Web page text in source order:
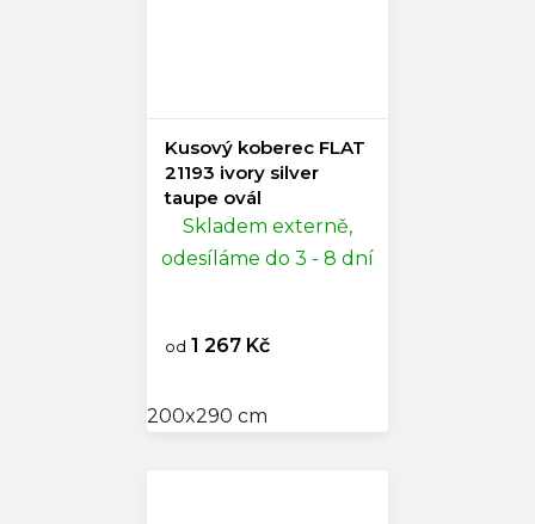
Kusový koberec FLAT
21193 ivory silver
taupe ovál
Skladem externě,
odesíláme do 3 - 8 dní
od 1 267 Kč
200x290 cm